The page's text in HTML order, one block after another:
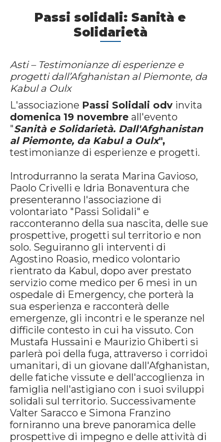
Passi solidali: Sanità e
Solidarietà
Asti – Testimonianze di esperienze e
progetti dall’Afghanistan al Piemonte, da
Kabul a Oulx
L'associazione Passi Solidali odv invita
domenica 19 novembre all'evento
"Sanità e Solidarietà. Dall'Afghanistan
al Piemonte, da Kabul a Oulx",
testimonianze di esperienze e progetti.
Introdurranno la serata Marina Gavioso,
Paolo Crivelli e Idria Bonaventura che
presenteranno l'associazione di
volontariato "Passi Solidali" e
racconteranno della sua nascita, delle sue
prospettive, progetti sul territorio e non
solo. Seguiranno gli interventi di
Agostino Roasio, medico volontario
rientrato da Kabul, dopo aver prestato
servizio come medico per 6 mesi in un
ospedale di Emergency, che porterà la
sua esperienza e racconterà delle
emergenze, gli incontri e le speranze nel
difficile contesto in cui ha vissuto. Con
Mustafa Hussaini e Maurizio Ghiberti si
parlerà poi della fuga, attraverso i corridoi
umanitari, di un giovane dall'Afghanistan,
delle fatiche vissute e dell'accoglienza in
famiglia nell'astigiano con i suoi sviluppi
solidali sul territorio. Successivamente
Valter Saracco e Simona Franzino
forniranno una breve panoramica delle
prospettive di impegno e delle attività di